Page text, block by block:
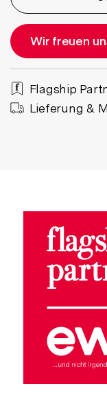
Wir freuen
Flagship
Lieferung &